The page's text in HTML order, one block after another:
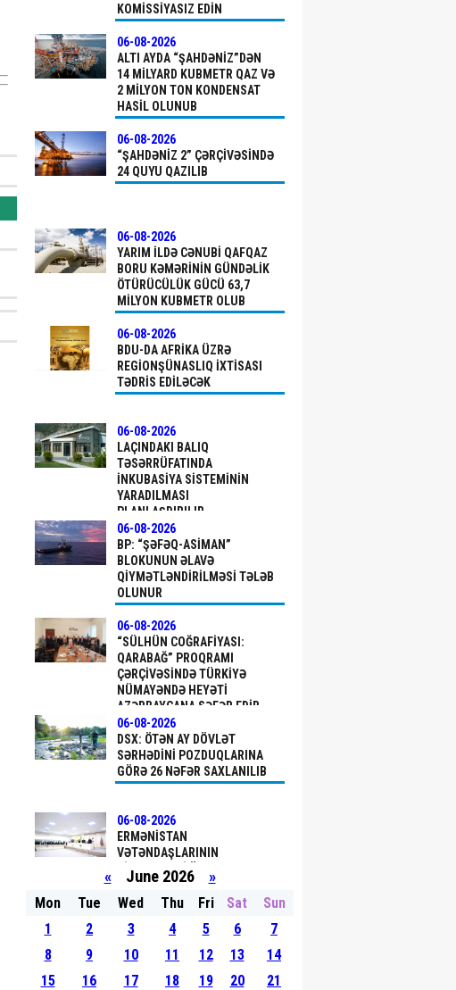
KOMISSIYASIZ EDIN
06-08-2026
ALTI AYDA “ŞAHDƏNIZ”DƏN
14 MILYARD KUBMETR QAZ VƏ
2 MILYON TON KONDENSAT
HASIL OLUNUB
06-08-2026
“ŞAHDƏNIZ 2” ÇƏRÇIVƏSINDƏ
24 QUYU QAZILIB
06-08-2026
YARIM ILDƏ CƏNUBI QAFQAZ
BORU KƏMƏRININ GÜNDƏLIK
ÖTÜRÜCÜLÜK GÜCÜ 63,7
MILYON KUBMETR OLUB
06-08-2026
BDU-DA AFRIKA ÜZRƏ
REGIONŞÜNASLIQ IXTISASI
TƏDRIS EDILƏCƏK
06-08-2026
LAÇINDAKI BALIQ
TƏSƏRRÜFATINDA
INKUBASIYA SISTEMININ
YARADILMASI
PLANLAŞDIRILIR
06-08-2026
BP: “ŞƏFƏQ-ASIMAN”
BLOKUNUN ƏLAVƏ
QIYMƏTLƏNDIRILMƏSI TƏLƏB
OLUNUR
06-08-2026
“SÜLHÜN COĞRAFIYASI:
QARABAĞ” PROQRAMI
ÇƏRÇIVƏSINDƏ TÜRKIYƏ
NÜMAYƏNDƏ HEYƏTI
AZƏRBAYCANA SƏFƏR EDIB
06-08-2026
DSX: ÖTƏN AY DÖVLƏT
SƏRHƏDINI PОZDUQLARINA
GÖRƏ 26 NƏFƏR SAXLANILIB
06-08-2026
ERMƏNISTAN
VƏTƏNDAŞLARININ
ŞIKAYƏTLƏRI ÜZRƏ
APELLYASIYA
MƏHKƏMƏSINDƏ YEKUN
TÜRKIYƏDƏKI BU TARIXI
ABIDƏ UNESCO-NUN DÜNYA
İRSININ İLKIN SIYAHISINA
DAXIL EDILDI
«June 2026 »
Mon Tue Wed Thu Fri Sat
Sun
1
2 3 4 5 6
7
8
9 10 11 12 13
14
15
16 17 18 19 20 21